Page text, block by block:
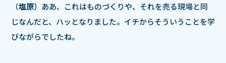
（塩原）ああ、これはものづくりや、それを売る現場と同
じなんだと、ハッとなりました。イチからそういうことを学
びながらでしたね。